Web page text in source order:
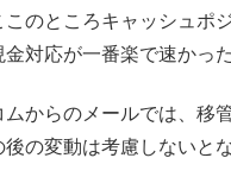
このところキャッシュポ
対応が一番楽で速かった
ムからのメールでは、移
の変動は考慮しないと